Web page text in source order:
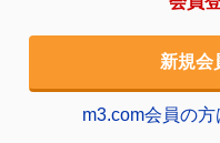
新規会
m3.com会員の